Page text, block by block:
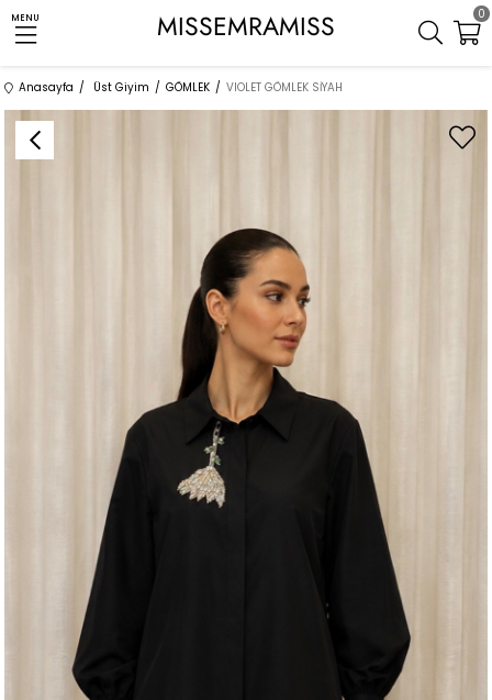
MENU MISSEMRAMISS 0
Anasayfa Üst Giyim GÖMLEK VIOLET GÖMLEK SİYAH